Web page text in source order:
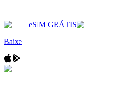
eSIM GRÁTIS
Baixe